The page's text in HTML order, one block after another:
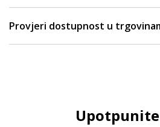
Provjeri dostupnost u